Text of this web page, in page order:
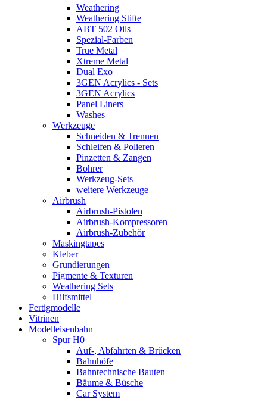
Weathering
Weathering Stifte
ABT 502 Oils
Spezial-Farben
True Metal
Xtreme Metal
Dual Exo
3GEN Acrylics - Sets
3GEN Acrylics
Panel Liners
Washes
Werkzeuge
Schneiden & Trennen
Schleifen & Polieren
Pinzetten & Zangen
Bohrer
Werkzeug-Sets
weitere Werkzeuge
Airbrush
Airbrush-Pistolen
Airbrush-Kompressoren
Airbrush-Zubehör
Maskingtapes
Kleber
Grundierungen
Pigmente & Texturen
Weathering Sets
Hilfsmittel
Fertigmodelle
Vitrinen
Modelleisenbahn
Spur H0
Auf-, Abfahrten & Brücken
Bahnhöfe
Bahntechnische Bauten
Bäume & Büsche
Car System